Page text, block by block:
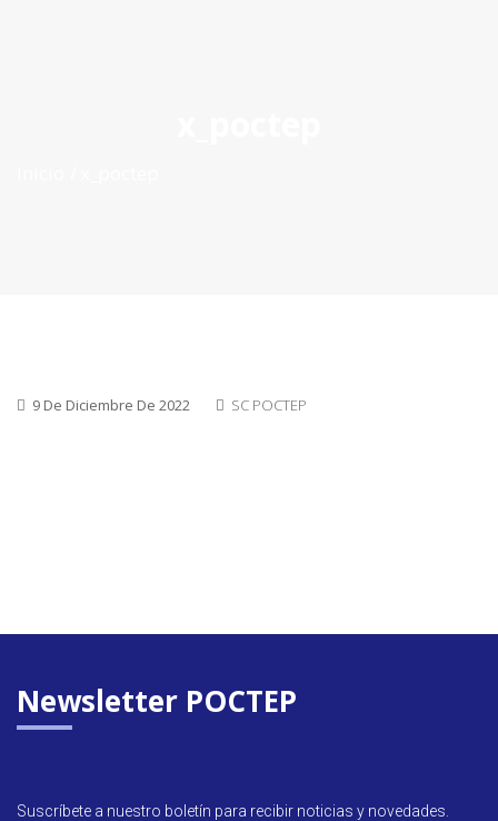
9 De Diciembre De 2022 SC POCTEP
Newsletter POCTEP
Suscríbete a nuestro boletín para recibir noticias y novedades.